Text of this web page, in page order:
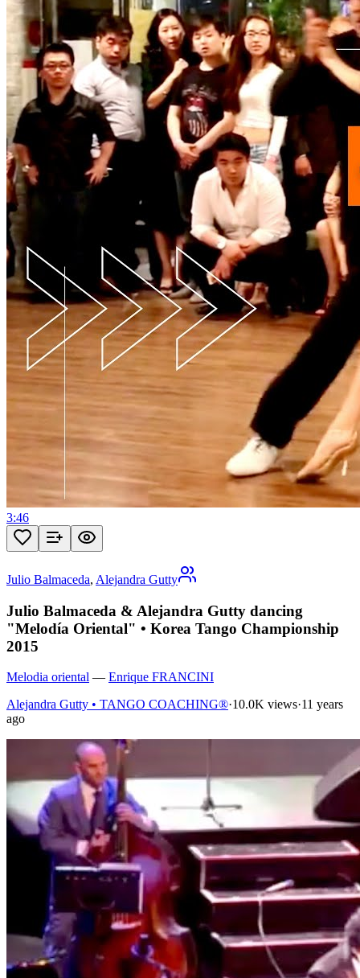
3:46
Julio Balmaceda, Alejandra Gutty
Julio Balmaceda & Alejandra Gutty dancing
"Melodía Oriental" • Korea Tango Championship
2015
Melodia oriental — Enrique FRANCINI
Alejandra Gutty • TANGO COACHING®·10.0K views·11 years
ago